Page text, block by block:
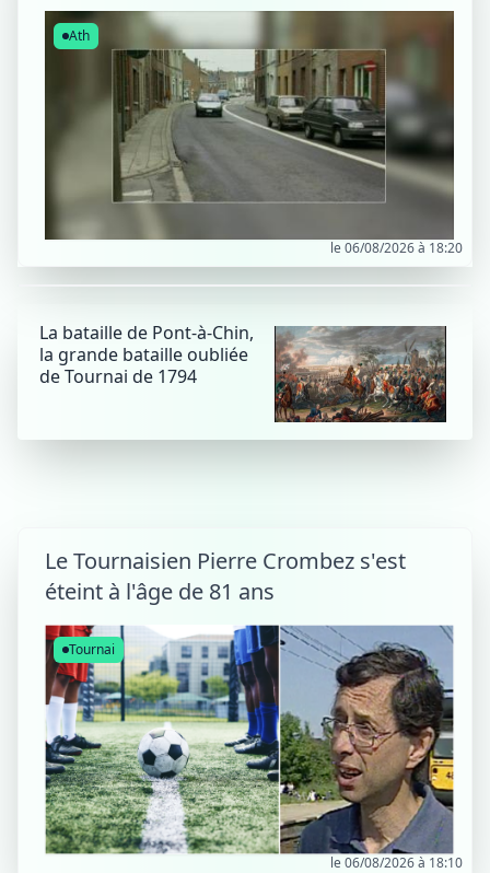
le 06/08/2026 à 18:20
Ath
La bataille de Pont-à-Chin,
la grande bataille oubliée
de Tournai de 1794
Le Tournaisien Pierre Crombez s'est
éteint à l'âge de 81 ans
le 06/08/2026 à 18:10
Tournai